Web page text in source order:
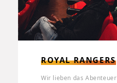
ROYAL RANGERS
Wir lieben das Abenteuer